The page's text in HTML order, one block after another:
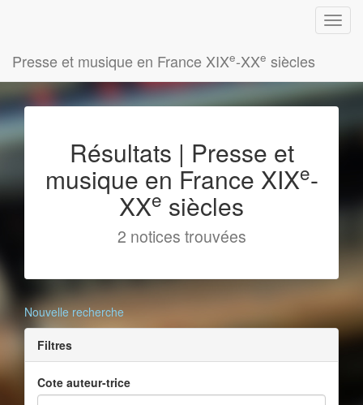
Presse et musique en France XIXe-XXe siècles
Résultats | Presse et
musique en France XIXe-
XXe siècles
2 notices trouvées
Nouvelle recherche
Filtres
Cote auteur-trice